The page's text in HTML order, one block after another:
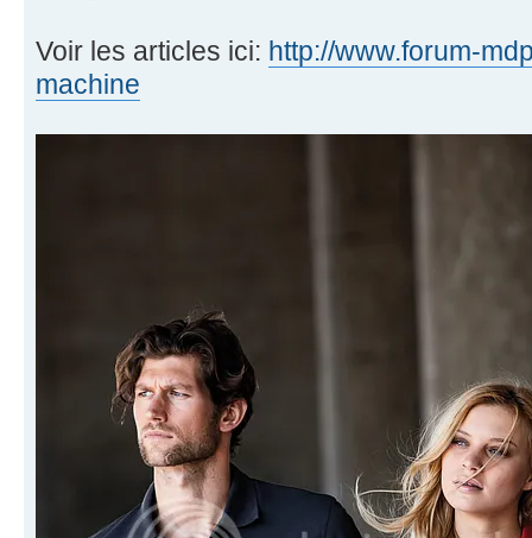
Voir les articles ici: http://www.forum-
machine